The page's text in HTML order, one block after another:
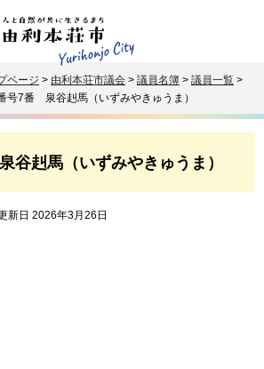
ページ > 由利本荘市議会 > 議員名簿 > 議員一覧 >
号7番 泉谷赳馬（いずみやきゅうま）
赳馬（いずみやきゅうま）
日 2026年3月26日